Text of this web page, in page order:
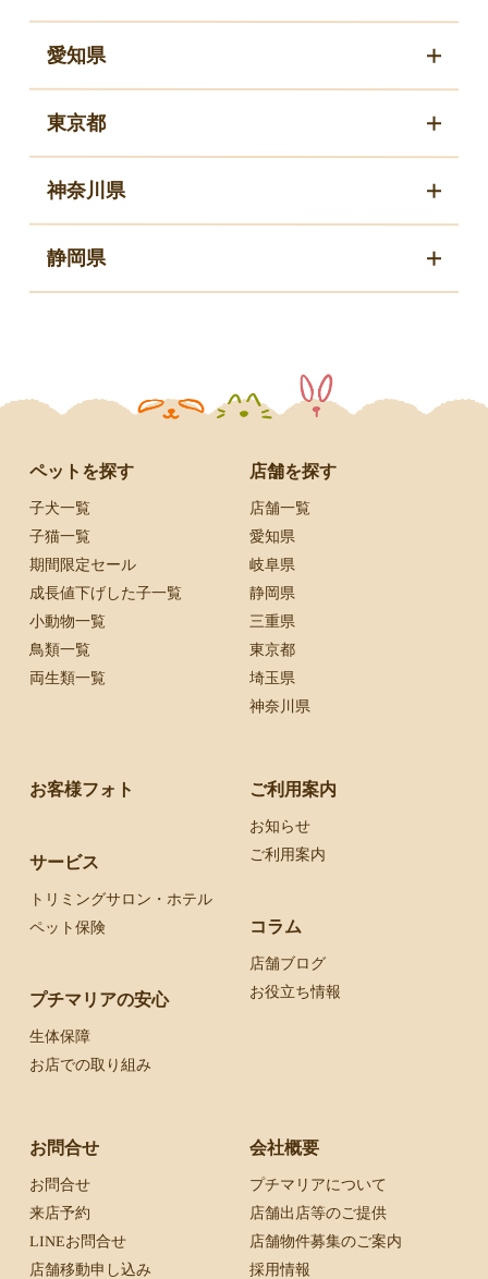
愛知県
東京都
神奈川県
静岡県
ペットを探す
子犬一覧
子猫一覧
期間限定セール
成長値下げした子一覧
小動物一覧
鳥類一覧
両生類一覧
店舗を探す
店舗一覧
愛知県
岐阜県
静岡県
三重県
東京都
埼玉県
神奈川県
お客様フォト
サービス
トリミングサロン・ホテル
ペット保険
プチマリアの安心
生体保障
お店での取り組み
ご利用案内
お知らせ
ご利用案内
コラム
店舗ブログ
お役立ち情報
お問合せ
お問合せ
来店予約
LINEお問合せ
店舗移動申し込み
会社概要
プチマリアについて
店舗出店等のご提供
店舗物件募集のご案内
採用情報